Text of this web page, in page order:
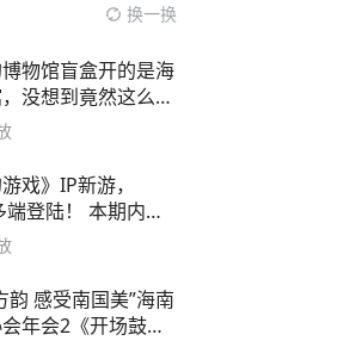
换一换
物馆盲盒开的是海
没想到竟然这么好
戏》IP新游，
登陆！ 本期内容
韵 感受南国美”海南
年会2《开场鼓》